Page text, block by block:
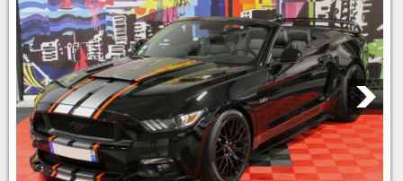
05 46 59 19 28
07 71 24 14 00
07 71 23 70 00
06 81 17 30 67